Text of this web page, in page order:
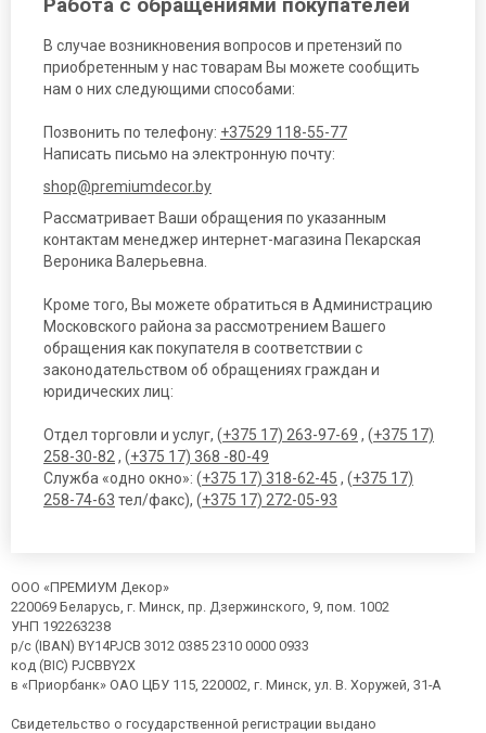
В случае возникновения вопросов и претензий по
приобретенным у нас товарам Вы можете сообщить
нам о них следующими способами:
Позвонить по телефону: +37529 118-55-77
Написать письмо на электронную почту:
shop@premiumdecor.by
Рассматривает Ваши обращения по указанным
контактам менеджер интернет-магазина Пекарская
Вероника Валерьевна.
Кроме того, Вы можете обратиться в Администрацию
Московского района за рассмотрением Вашего
обращения как покупателя в соответствии с
законодательством об обращениях граждан и
юридических лиц:
Отдел торговли и услуг, (+375 17) 263-97-69 , (+375 17)
258-30-82, (+375 17) 368 -80-49
Служба «одно окно»: (+375 17) 318-62-45 , (+375 17)
258-74-63 тел/факс), (+375 17) 272-05-93
ООО «ПРЕМИУМ Декор»
220069 Беларусь, г. Минск, пр. Дзержинского, 9, пом. 1002
УНП 192263238
р/с (IBAN) BY14PJCB 3012 0385 2310 0000 0933
код (BIC) PJCBBY2X
в «Приорбанк» ОАО ЦБУ 115, 220002, г. Минск, ул. В. Хоружей, 31-А
Свидетельство о государственной регистрации выдано